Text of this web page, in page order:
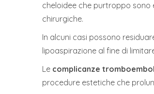
cheloidee che purtroppo sono
chirurgiche.
In alcuni casi possono
lipoaspirazione al fine di
Le complicanze
procedure estetiche che